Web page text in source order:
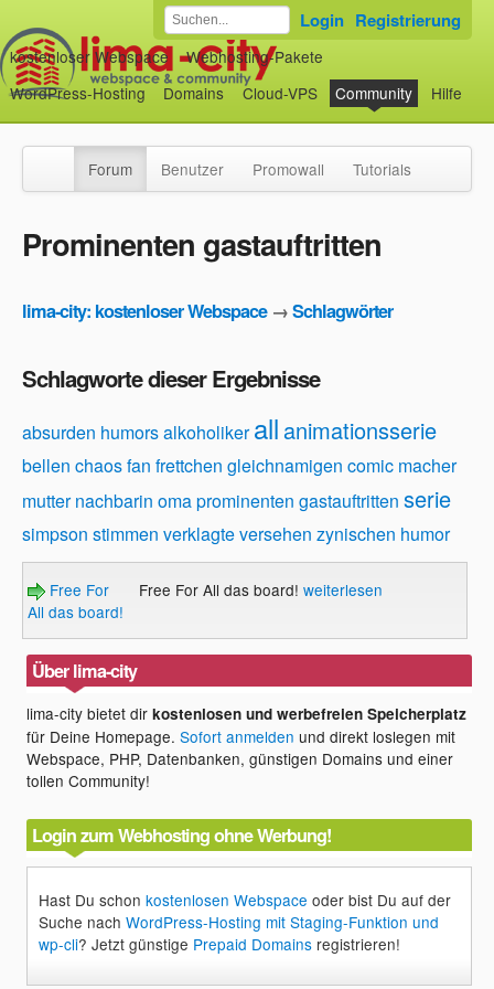
kostenloser Webspace
Webhosting-Pakete
WordPress-Hosting
Domains Cloud-VPS Community Hilfe
Login Registrierung
Forum Benutzer Promowall Tutorials
Prominenten gastauftritten
lima-city: kostenloser Webspace→Schlagwörter
Schlagworte dieser Ergebnisse
absurden humorsalkoholiker all animationsserie
bellen chaosfan frettchen gleichnamigen comic macher
mutter nachbarin omaprominenten gastauftritten serie
simpson stimmen verklagteversehen zynischen humor
Free For
All das board!
Free For All das board! weiterlesen
Über lima-city
lima-city bietet dirkostenlosen und werbefreien Speicherplatz
für Deine Homepage.Sofort anmelden und direkt loslegen mit
Webspace, PHP, Datenbanken, günstigen Domains und einer
tollen Community!
Login zum Webhosting ohne Werbung!
Hast Du schonkostenlosen Webspace oder bist Du auf der
Suche nachWordPress-Hosting mit Staging-Funktion und
wp-cli? Jetzt günstige Prepaid Domains registrieren!